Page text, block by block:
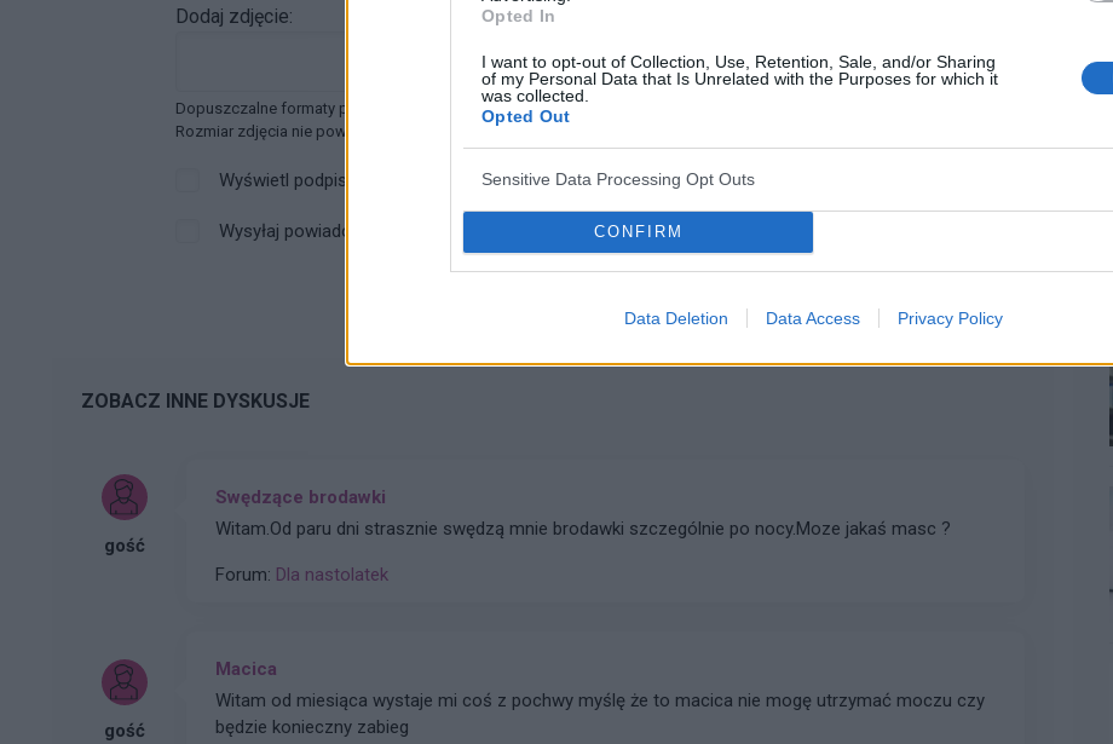
Opted In
I want to opt-out of Collection, Use, Retention, Sale, and/or Sharing
of my Personal Data that Is Unrelated with the Purposes for which it
was collected.
Opted Out
Sensitive Data Processing Opt Outs
CONFIRM
Data Deletion Data Access Privacy Policy
Dodaj zdjęcie:
WYBIERZ PLIK
Dopuszczalne formaty pliku graficznego: jpg, jpeg , png.
Rozmiar zdjęcia nie powinien przekraczać 0.6MB.
Wyświetl podpis
Wysyłaj powiadomienia o odpowiedzi
ZOBACZ INNE DYSKUSJE
gość
Swędzące brodawki
Witam.Od paru dni strasznie swędzą mnie brodawki szczególnie po nocy.Moze jakaś masc ?
Forum: Dla nastolatek
gość
Macica
Witam od miesiąca wystaje mi coś z pochwy myślę że to macica nie mogę utrzymać moczu czy
będzie konieczny zabieg